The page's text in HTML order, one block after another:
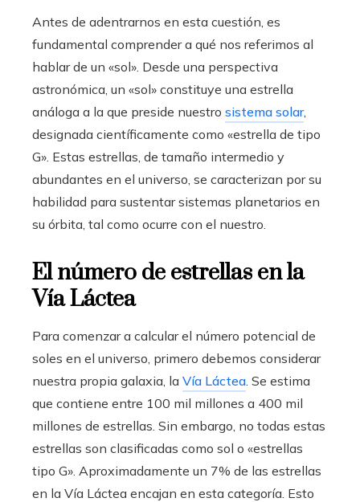
Antes de adentrarnos en esta cuestión, es
fundamental comprender a qué nos referimos al
hablar de un «sol». Desde una perspectiva
astronómica, un «sol» constituye una estrella
análoga a la que preside nuestro sistema solar,
designada científicamente como «estrella de tipo
G». Estas estrellas, de tamaño intermedio y
abundantes en el universo, se caracterizan por su
habilidad para sustentar sistemas planetarios en
su órbita, tal como ocurre con el nuestro.
El número de estrellas en la
Vía Láctea
Para comenzar a calcular el número potencial de
soles en el universo, primero debemos considerar
nuestra propia galaxia, la Vía Láctea . Se estima
que contiene entre 100 mil millones a 400 mil
millones de estrellas. Sin embargo, no todas estas
estrellas son clasificadas como sol o «estrellas
tipo G». Aproximadamente un 7% de las estrellas
en la Vía Láctea encajan en esta categoría. Esto